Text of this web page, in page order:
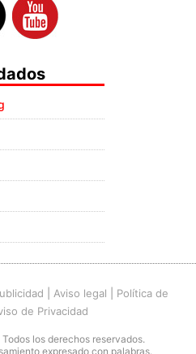
Aviso legal
Política de
de Privacidad
los derechos reservados.
expresado con palabras.